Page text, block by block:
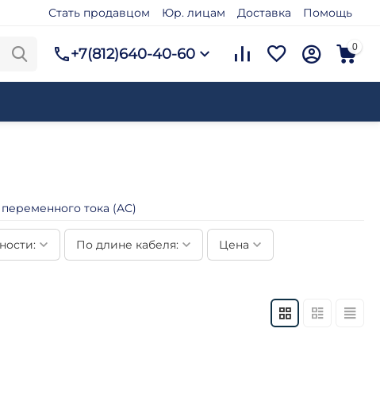
Стать продавцом Юр. лицам Доставка Помощь
+7(812)640-40-60 0
тока (AC)
По длине кабеля: Цена